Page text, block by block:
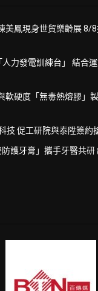
美鳳現身世貿樂齡展 8/
力發電訓練台」 結合
軟硬度「無毒熱熔膠」
技 促工研院與泰陞簽約
護牙膏」攜手牙醫共